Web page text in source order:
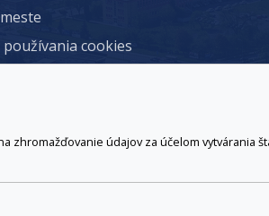
zhromažďovanie údajov za účelom
používania cookies
© 2026 Arrabella s.r.o., mayabella s.r.o.,